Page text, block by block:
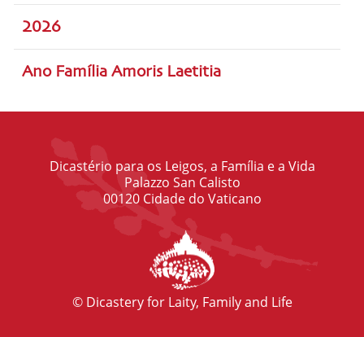
2026
Ano Família Amoris Laetitia
Dicastério para os Leigos, a Família e a Vida
Palazzo San Calisto
00120 Cidade do Vaticano
© Dicastery for Laity, Family and Life